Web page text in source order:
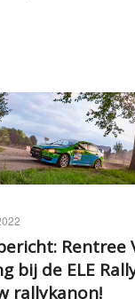
Rentree
bij de ELE
rallykanon!